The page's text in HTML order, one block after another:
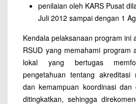
penilaian oleh KARS Pusat
Juli 2012 sampai dengan 1
Kendala pelaksanaan program ini
RSUD yang memahami program
lokal yang bertugas
pengetahuan tentang
dan kemampuan koordinasi dan
ditingkatkan, sehingga